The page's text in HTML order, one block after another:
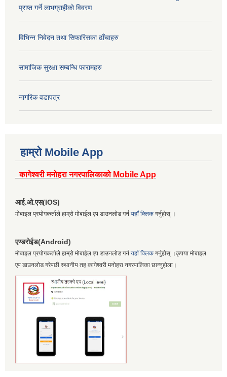
प्राप्त गर्ने लाभग्राहीको विवरण
विभिन्न निवेदन तथा सिफारिसका ढाँचाहरु
सामाजिक सुरक्षा सम्बन्धि फारामहरु
नागरिक वडापत्र
हाम्रो Mobile App
कागेश्वरी मनोहरा नगरपालिकाको Mobile App
आई.ओ.एस(IOS)
मोबाइल प्रयोगकर्ताले हाम्रो मोबाईल एप डाउनलोड गर्न यहाँ क्लिक गर्नुहोस् ।
एण्डरोईड(Android)
मोबाइल प्रयोगकर्ताले हाम्रो मोबाईल एप डाउनलोड गर्न यहाँ क्लिक गर्नुहोस् ।कृपया मोबाइल
एप डाउनलोड गरेपछी स्थानीय तह कागेश्वरी मनोहरा नगरपालिका छान्नुहोला।